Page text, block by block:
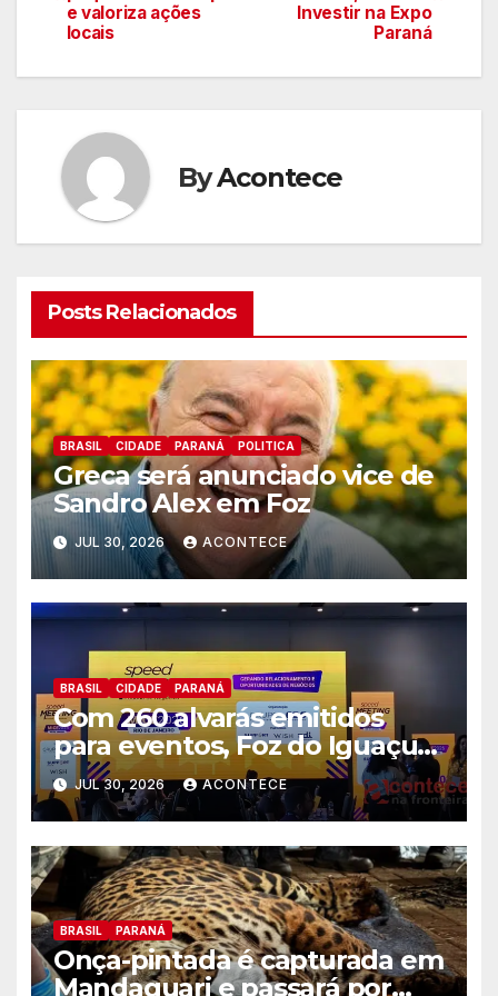
de
Investir na Expo
Paraná
e valoriza ações
locais
ByAcontece
Posts Relacionados
BRASIL CIDADE PARANÁ POLITICA
Greca será anunciado vice de
Sandro Alex em Foz
JUL 30, 2026 ACONTECE
BRASIL CIDADE PARANÁ
Com 260 alvarás emitidos
para eventos, Foz do Iguaçu
busca captar mais ações MICE
no Rio de Janeiro
JUL 30, 2026 ACONTECE
BRASIL PARANÁ
Onça-pintada é capturada em
Mandaguari e passará por